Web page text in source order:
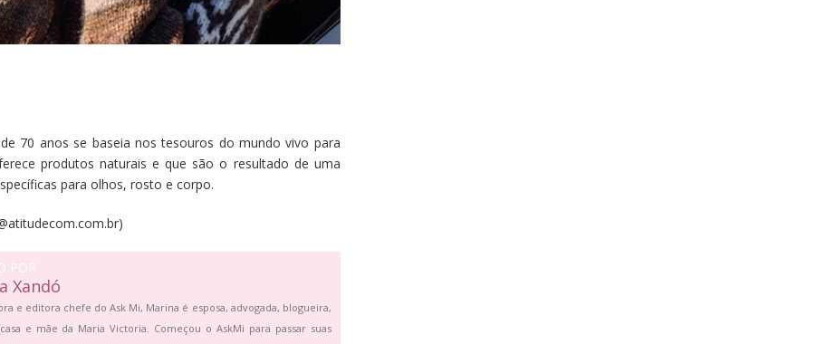
70 anos se baseia nos tesouros do mundo vivo para
produtos naturais e que são o resultado de uma
para olhos, rosto e corpo.
POR
Xandó
e editora chefe do Ask Mi, Marina é esposa, advogada, blogueira,
e mãe da Maria Victoria. Começou o AskMi para passar suas